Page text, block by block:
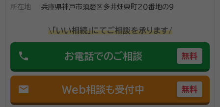
所在地
兵庫県神戸市須磨区多井畑東町２０番地の９
\「いい相続」にてご相談を承ります/
phone お電話でのご相談 無料
mail Web相談も受付中 無料